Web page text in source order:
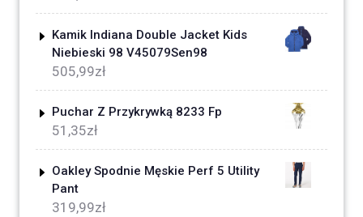
Kamik Indiana Double Jacket Kids
Niebieski 98 V45079Sen98
505,99zł
Puchar Z Przykrywką 8233 Fp
51,35zł
Oakley Spodnie Męskie Perf 5 Utility
Pant
319,99zł